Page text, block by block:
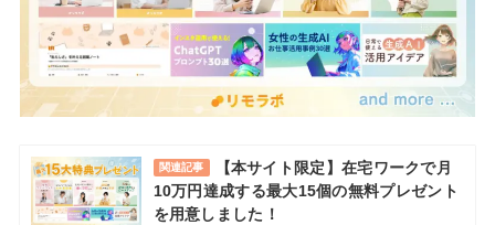
関連記事
【本サイト限定】在宅ワークで月
10万円達成する最大15個の無料プレゼント
を用意しました！